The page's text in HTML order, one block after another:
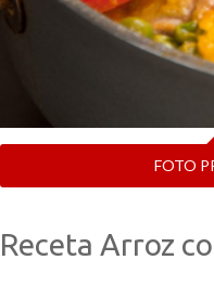
FOTO
Receta Arroz